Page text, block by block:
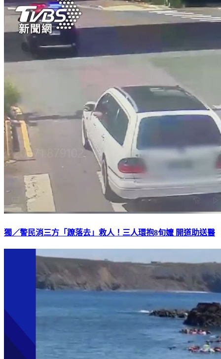
獨／警民消三方「蹽落去」救人！三人環抱8旬嬤 開道助送醫